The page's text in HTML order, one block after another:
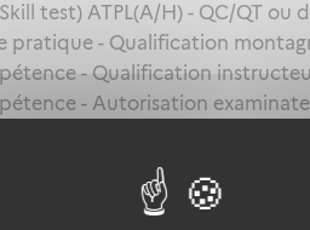
test) ATPL(A/H) - QC/QT ou
- Qualification
- Qualification
- Autorisation
ou SFE(A) MP